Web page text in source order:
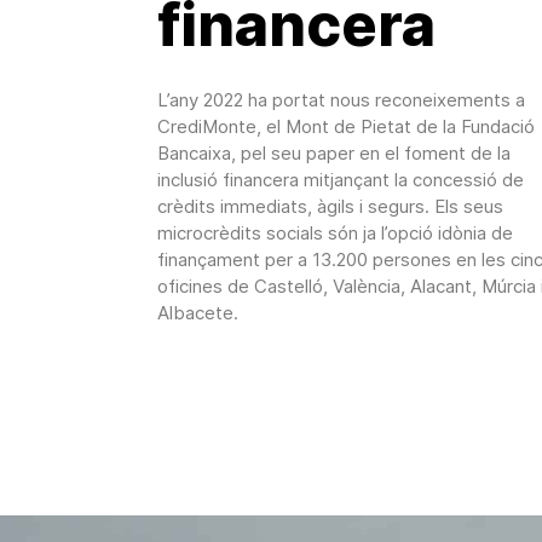
financera
L’any 2022 ha portat nous reconeixements a
CrediMonte, el Mont de Pietat de la Fundació
Bancaixa, pel seu paper en el foment de la
inclusió financera mitjançant la concessió de
crèdits immediats, àgils i segurs. Els seus
microcrèdits socials són ja l’opció idònia de
finançament per a 13.200 persones en les cinc
oficines de Castelló, València, Alacant, Múrcia
Albacete.